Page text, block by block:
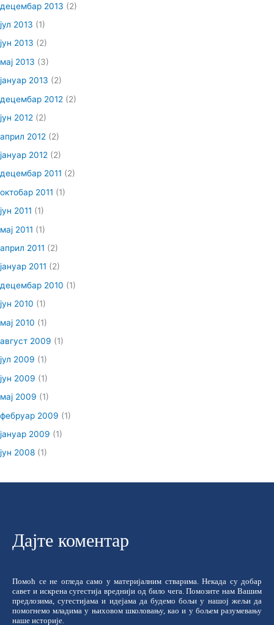
децембар 2013 (2)
јул 2013 (1)
јун 2013 (2)
мај 2013 (3)
јануар 2013 (2)
децембар 2012 (2)
јун 2012 (2)
април 2012 (2)
јануар 2012 (2)
децембар 2011 (2)
октобар 2011 (1)
јун 2011 (1)
мај 2011 (1)
април 2011 (2)
јануар 2011 (2)
децембар 2010 (1)
јун 2010 (1)
мај 2010 (1)
август 2009 (1)
јул 2009 (1)
јун 2009 (1)
мај 2009 (1)
фебруар 2009 (1)
јануар 2009 (1)
јун 2008 (1)
Дајте коментар
Помоћ се не огледа само у материјалним стварима. Некада су добар
савет и искрена сугестија вреднији од било чега. Помозите нам Вашим
предлозима, сугестијама и идејама да будемо бољи у нашој жељи да
помогнемо младима у њиховом школовању, као и у бољем разумевању
наше историје.